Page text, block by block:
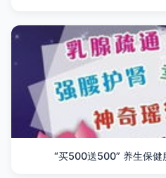
“买500送500” 养生保健